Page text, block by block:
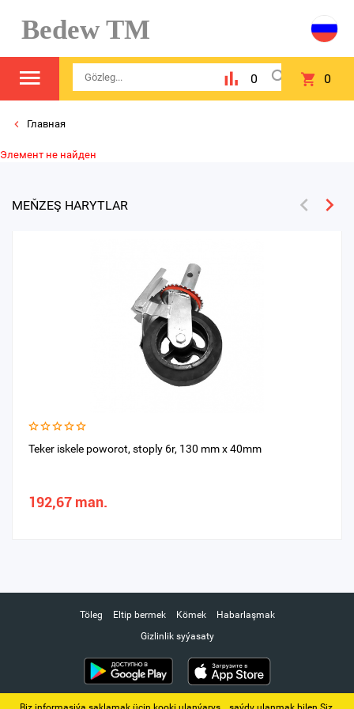
Bedew TM
0 0
Главная
Элемент не найден
MEŇZEŞ HARYTLAR
Teker iskele poworot, stoply 6r, 130 mm x 40mm
192,67 man.
Töleg Eltip bermek Kömek
Habarlaşmak
Gizlinlik syýasaty